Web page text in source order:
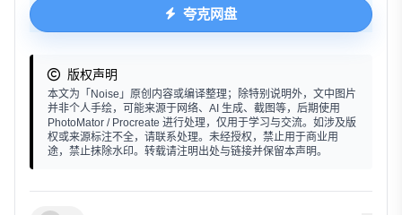
夸克网盘
版权声明
本文为「Noise」原创内容或编译整理；除特别说明外，文中图片
并非个人手绘，可能来源于网络、AI 生成、截图等，后期使用
PhotoMator / Procreate 进行处理，仅用于学习与交流。如涉及版
权或来源标注不全，请联系处理。未经授权，禁止用于商业用
途，禁止抹除水印。转载请注明出处与链接并保留本声明。